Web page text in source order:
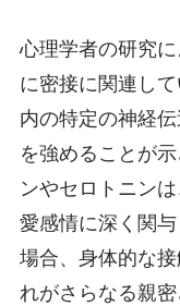
心理学者の研究
に密接に関連し
内の特定の神経
を強めることが
ンやセロトニン
愛感情に深く関
場合、身体的な
れがさらなる親密